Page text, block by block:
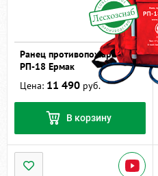
Ранец противопожарный
РП-18 Ермак
Цена: 11 490 руб.
В корзину